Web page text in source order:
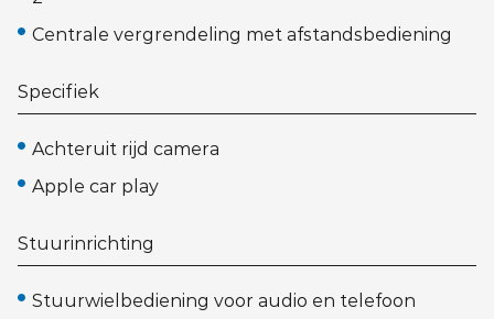
Centrale vergrendeling met afstandsbediening
Specifiek
Achteruit rijd camera
Apple car play
Stuurinrichting
Stuurwielbediening voor audio en telefoon